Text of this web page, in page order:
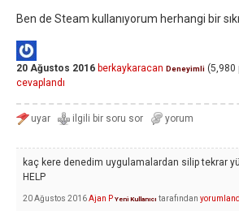
Ben de Steam kullanıyorum herhangi bir
20 Ağustos 2016 berkaykaracan Deneyimli (5,980
cevaplandı
kaç kere denedim uygulamalardan silip tekrar
HELP
20 Ağustos 2016Ajan P Yeni Kullanıcı tarafından